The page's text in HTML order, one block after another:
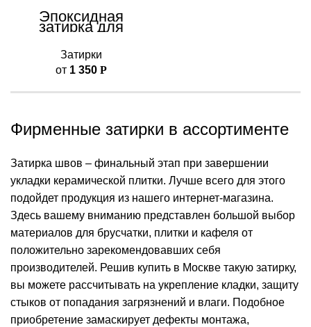
Эпоксидная
затирка для
плиточных швов
A-Crystal PRO
Затирки
от 1 350 Р
Фирменные затирки в ассортименте
Затирка швов – финальный этап при завершении
укладки керамической плитки. Лучше всего для этого
подойдет продукция из нашего интернет-магазина.
Здесь вашему вниманию представлен большой выбор
материалов для брусчатки, плитки и кафеля от
положительно зарекомендовавших себя
производителей. Решив купить в Москве такую затирку,
вы можете рассчитывать на укрепление кладки, защиту
стыков от попадания загрязнений и влаги. Подобное
приобретение замаскирует дефекты монтажа,